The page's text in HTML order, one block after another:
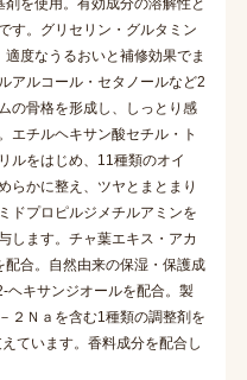
す。グリセリン・グルタミン
度なうるおいと補修効果でま
アルコール・セタノールなど2
の骨格を形成し、しっとり感
エチルヘキサン酸セチル・ト
ルをはじめ、11種類のオイ
らかに整え、ツヤとまとまり
ドプロピルジメチルアミンを
します。チャ葉エキス・アカ
合。自然由来の保湿・保護成
ヘキサンジオールを配合。製
２Ｎａを含む1種類の調整剤を
ています。香料成分を配合し